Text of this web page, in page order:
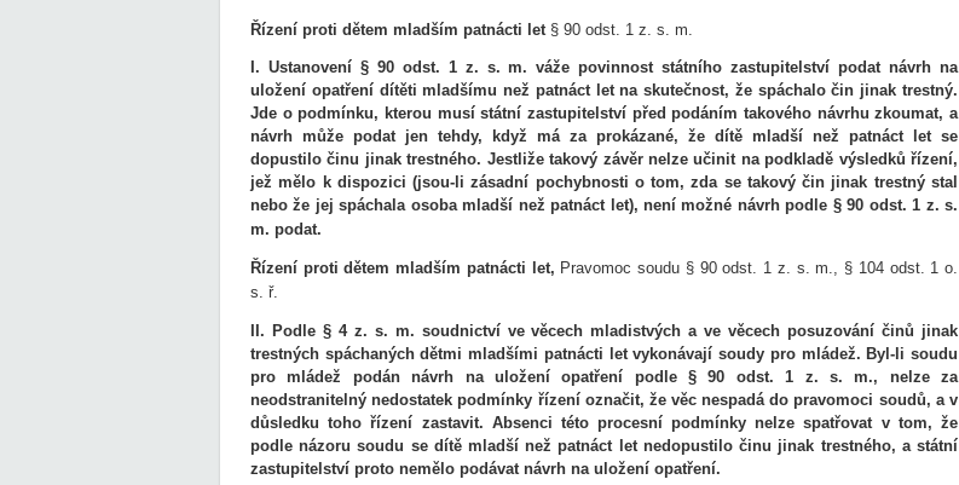
Řízení proti dětem mladším patnácti let § 90 odst. 1 z. s. m.
I. Ustanovení § 90 odst. 1 z. s. m. váže povinnost státního zastupitelství podat návrh na
uložení opatření dítěti mladšímu než patnáct let na skutečnost, že spáchalo čin jinak trestný.
Jde o podmínku, kterou musí státní zastupitelství před podáním takového návrhu zkoumat, a
návrh může podat jen tehdy, když má za prokázané, že dítě mladší než patnáct let se
dopustilo činu jinak trestného. Jestliže takový závěr nelze učinit na podkladě výsledků řízení,
jež mělo k dispozici (jsou-li zásadní pochybnosti o tom, zda se takový čin jinak trestný stal
nebo že jej spáchala osoba mladší než patnáct let), není možné návrh podle § 90 odst. 1 z. s.
m. podat.
Řízení proti dětem mladším patnácti let, Pravomoc soudu § 90 odst. 1 z. s. m., § 104 odst. 1 o.
s. ř.
II. Podle § 4 z. s. m. soudnictví ve věcech mladistvých a ve věcech posuzování činů jinak
trestných spáchaných dětmi mladšími patnácti let vykonávají soudy pro mládež. Byl-li soudu
pro mládež podán návrh na uložení opatření podle § 90 odst. 1 z. s. m., nelze za
neodstranitelný nedostatek podmínky řízení označit, že věc nespadá do pravomoci soudů, a v
důsledku toho řízení zastavit. Absenci této procesní podmínky nelze spatřovat v tom, že
podle názoru soudu se dítě mladší než patnáct let nedopustilo činu jinak trestného, a státní
zastupitelství proto nemělo podávat návrh na uložení opatření.